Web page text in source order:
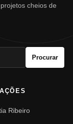
cheios de
Procurar
Ribeiro